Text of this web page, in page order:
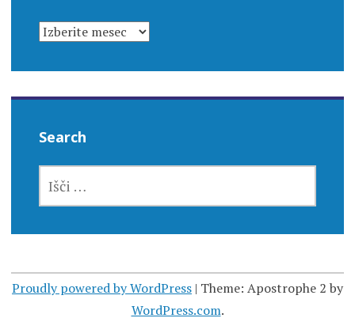
ARHIVI
Search
Proudly powered by WordPress | Theme: Apostrophe 2 by
WordPress.com.